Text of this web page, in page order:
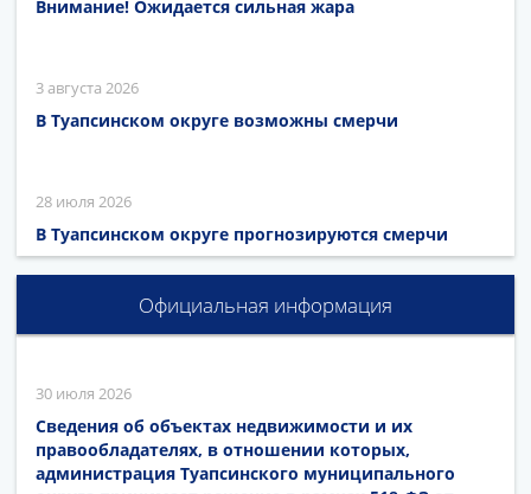
Внимание! Ожидается сильная жара
3 августа 2026
В Туапсинском округе возможны смерчи
28 июля 2026
В Туапсинском округе прогнозируются смерчи
Официальная информация
30 июля 2026
Сведения об объектах недвижимости и их
правообладателях, в отношении которых,
администрация Туапсинского муниципального